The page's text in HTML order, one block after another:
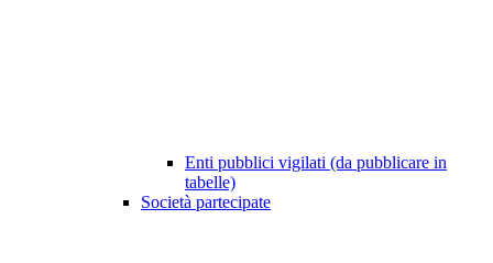
Enti pubblici vigilati (da pubblicare in
tabelle)
Società partecipate